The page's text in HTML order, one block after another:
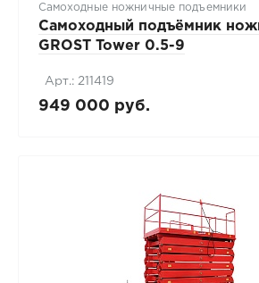
Самоходные ножничные подъемники
Самоходный подъёмник
GROST Tower 0.5-9
Арт.: 211419
949 000 руб.